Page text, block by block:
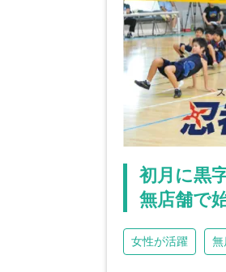
初月に黒
無店舗で
女性が活躍 無